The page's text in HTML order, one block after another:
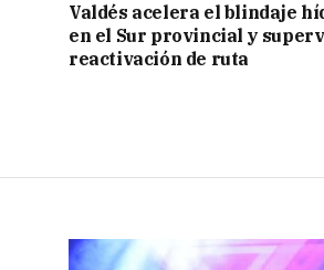
Valdés acelera el blindaje
en el Sur provincial y
reactivación de ruta